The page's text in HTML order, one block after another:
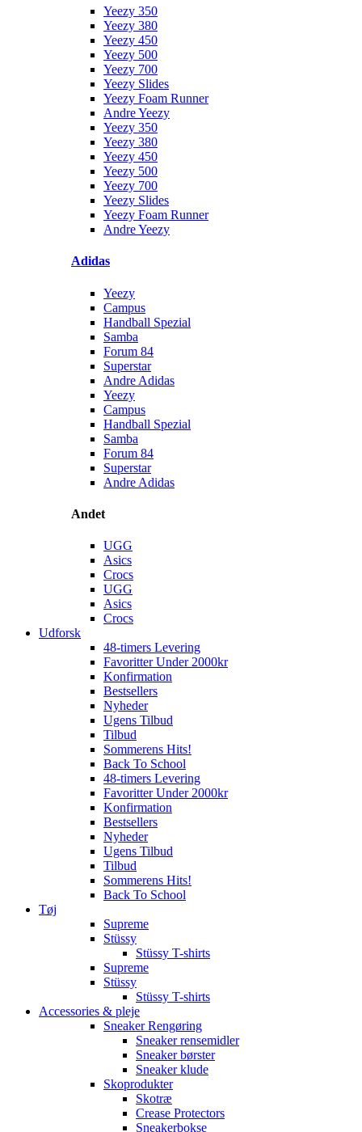
Yeezy 350
Yeezy 380
Yeezy 450
Yeezy 500
Yeezy 700
Yeezy Slides
Yeezy Foam Runner
Andre Yeezy
Yeezy 350
Yeezy 380
Yeezy 450
Yeezy 500
Yeezy 700
Yeezy Slides
Yeezy Foam Runner
Andre Yeezy
Adidas
Yeezy
Campus
Handball Spezial
Samba
Forum 84
Superstar
Andre Adidas
Yeezy
Campus
Handball Spezial
Samba
Forum 84
Superstar
Andre Adidas
Andet
UGG
Asics
Crocs
UGG
Asics
Crocs
Udforsk
48-timers Levering
Favoritter Under 2000kr
Konfirmation
Bestsellers
Nyheder
Ugens Tilbud
Tilbud
Sommerens Hits!
Back To School
48-timers Levering
Favoritter Under 2000kr
Konfirmation
Bestsellers
Nyheder
Ugens Tilbud
Tilbud
Sommerens Hits!
Back To School
Tøj
Supreme
Stüssy
Stüssy T-shirts
Supreme
Stüssy
Stüssy T-shirts
Accessories & pleje
Sneaker Rengøring
Sneaker rensemidler
Sneaker børster
Sneaker klude
Skoprodukter
Skotræ
Crease Protectors
Sneakerbokse